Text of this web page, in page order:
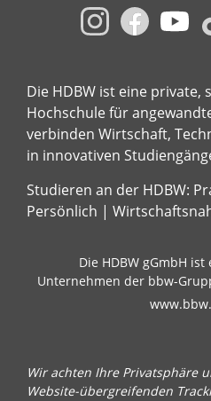
Die HDBW ist eine private,
Hochschule für
verbinden Wirtschaft,
in innovativen
Studieren an der HDBW:
Persönlich |
Die HDBW gGmbH ist
Unternehmen der bbw-
Wir achten Ihre Privatsphäre
Website-übergreifenden